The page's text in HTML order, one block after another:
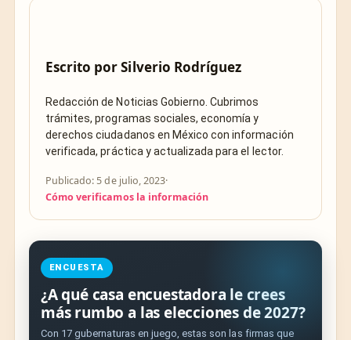
Escrito porSilverio Rodríguez
Redacción de Noticias Gobierno. Cubrimos
trámites, programas sociales, economía y
derechos ciudadanos en México con información
verificada, práctica y actualizada para el lector.
Publicado: 5 de julio, 2023·
Cómo verificamos la información
ENCUESTA
¿A qué casa encuestadora le crees
más rumbo a las elecciones de 2027?
Con 17 gubernaturas en juego, estas son las firmas que